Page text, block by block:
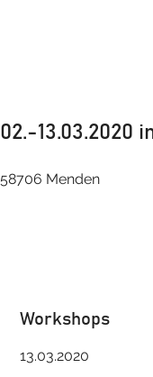
02.-13.03.2020
58706 Menden
Workshops
13.03.2020